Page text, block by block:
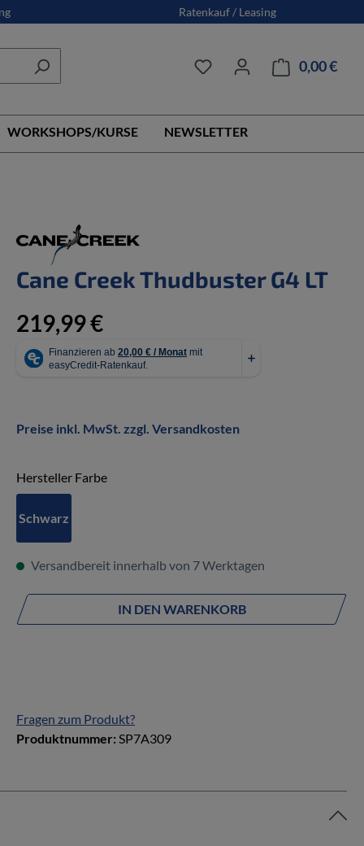
Ratenkauf / Leasing
0,00 €
WORKSHOPS/KURSE NEWSLETTER
Cane Creek Thudbuster G4 LT
219,99 €
Preise inkl. MwSt. zzgl. Versandkosten
Hersteller Farbeauswählen
Schwarz
Versandbereit innerhalb von 7 Werktagen
IN DEN WARENKORB
Fragen zum Produkt?
Produktnummer: SP7A309